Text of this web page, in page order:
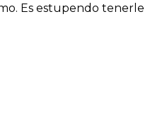
Es estupendo tenerle